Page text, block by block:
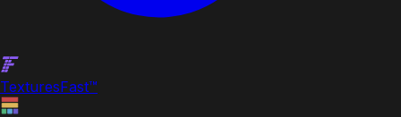
TexturesFast™